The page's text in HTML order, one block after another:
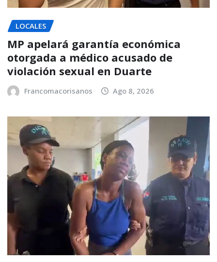
LOCALES
MP apelará garantía económica
otorgada a médico acusado de
violación sexual en Duarte
Francomacorisanos Ago 8, 2026